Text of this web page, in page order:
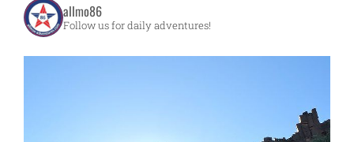
allmo86
Follow us for daily adventures!